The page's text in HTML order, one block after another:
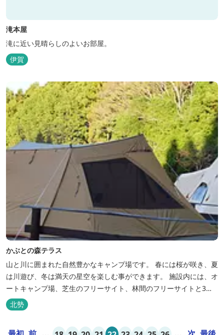
滝本屋
滝に近い見晴らしのよいお部屋。
伊賀
かぶとの森テラス
山と川に囲まれた自然豊かなキャンプ場です。 春には桜が咲き、夏
は川遊び、冬は満天の星空を楽しむ事ができます。 施設内には、オ
ートキャンプ場、芝生のフリーサイト、林間のフリーサイトと3種
類のキャンプ場があり、豊かな自然の中でのんびりとキャンプを楽
しむ事ができます。 テント泊が苦手な方や、小さなお子様連れの方
北勢